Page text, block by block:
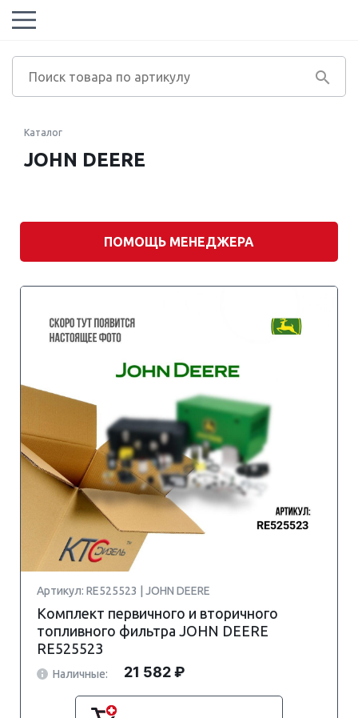
Каталог
JOHN DEERE
ПОМОЩЬ МЕНЕДЖЕРА
Артикул: RE525523 | JOHN DEERE
Комплект первичного и вторичного
топливного фильтра JOHN DEERE
RE525523
Наличные: 21 582 ₽